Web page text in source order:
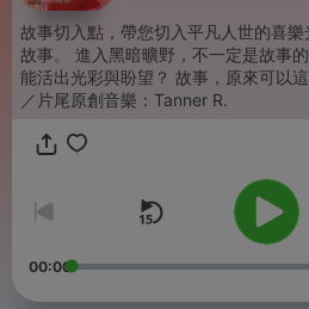
故事切入點，帶您切入平凡人世的喜
故事。 進入黑暗曠野，不一定是故事
能活出光彩與盼望？ 故事，原來可以這樣寫！ 主持： 施
／片尾原創音樂：Tanner R.
00:00